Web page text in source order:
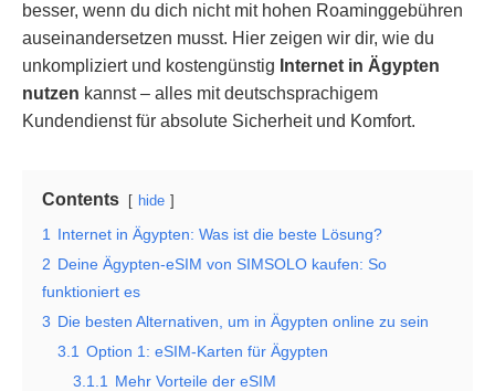
besser, wenn du dich nicht mit hohen Roaminggebühren
auseinandersetzen musst. Hier zeigen wir dir, wie du
unkompliziert und kostengünstig Internet in Ägypten
nutzen kannst – alles mit deutschsprachigem
Kundendienst für absolute Sicherheit und Komfort.
Contents hide
1
Internet in Ägypten: Was ist die beste Lösung?
2 Deine Ägypten-eSIM von SIMSOLO kaufen: So
funktioniert es
3 Die besten Alternativen, um in Ägypten online zu sein
3.1 Option 1: eSIM-Karten für Ägypten
3.1.1
Mehr Vorteile der eSIM